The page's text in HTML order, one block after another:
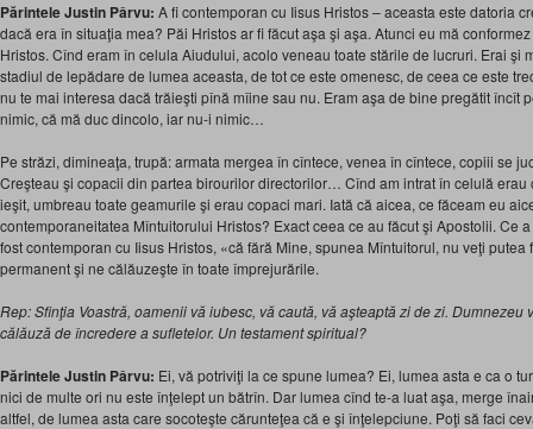
Părintele Justin Pârvu: A fi contemporan cu Iisus Hristos – aceasta este datoria
dacă era în situaţia mea? Păi Hristos ar fi făcut aşa şi aşa. Atunci eu mă
Hristos. Cînd eram în celula Aiudului, acolo veneau toate stările de lucruri. Erai şi
stadiul de lepădare de lumea aceasta, de tot ce este omenesc, de ceea ce este
nu te mai interesa dacă trăieşti pînă mîine sau nu. Eram aşa de bine pregătit încît
nimic, că mă duc dincolo, iar nu-i nimic…
Pe străzi, dimineaţa, trupă: armata mergea în cîntece, venea în cîntece, copiii se
Creşteau şi copacii din partea birourilor directorilor… Cînd am intrat în celulă erau
ieşit, umbreau toate geamurile şi erau copaci mari. Iată că aicea, ce făceam eu
contemporaneitatea Mîntuitorului Hristos? Exact ceea ce au făcut şi Apostolii. Ce
fost contemporan cu Iisus Hristos, «că fără Mine, spunea Mîntuitorul, nu veţi
permanent şi ne călăuzeşte în toate împrejurările.
Rep: Sfinţia Voastră, oamenii vă iubesc, vă caută, vă aşteaptă zi de zi. Dumnezeu
călăuză de încredere a sufletelor. Un testament spiritual?
Părintele Justin Pârvu: Ei, vă potriviţi la ce spune lumea? Ei, lumea asta e ca o
nici de multe ori nu este înţelept un bătrîn. Dar lumea cînd te-a luat aşa, merge
altfel, de lumea asta care socoteşte cărunteţea că e şi înţelepciune. Poţi să faci